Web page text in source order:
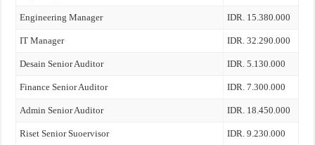
Engineering Manager IDR. 15.380.000
IT Manager IDR. 32.290.000
Desain Senior Auditor IDR. 5.130.000
Finance Senior Auditor IDR. 7.300.000
Admin Senior Auditor IDR. 18.450.000
Riset Senior Suoervisor IDR. 9.230.000